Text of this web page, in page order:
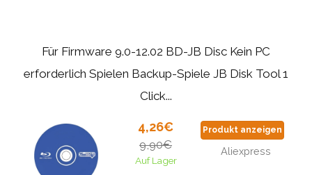
Für Firmware 9.0-12.02 BD-JB Disc Kein PC
erforderlich Spielen Backup-Spiele JB Disk Tool 1
Click...
4,26€
9,90€
Auf Lager
Produkt anzeigen
Aliexpress